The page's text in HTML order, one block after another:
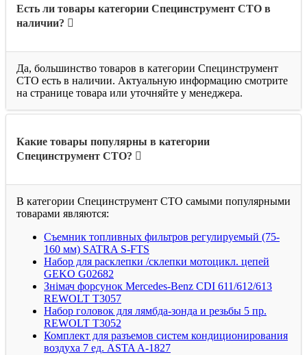
Есть ли товары категории Специнструмент СТО в
наличии?
Да, большинство товаров в категории Специнструмент
СТО есть в наличии. Актуальную информацию смотрите
на странице товара или уточняйте у менеджера.
Какие товары популярны в категории
Специнструмент СТО?
В категории Специнструмент СТО самыми популярными
товарами являются:
Съемник топливных фильтров регулируемый (75-
160 мм) SATRA S-FTS
Набор для расклепки /склепки мотоцикл. цепей
GEKO G02682
Знімач форсунок Mercedes-Benz CDI 611/612/613
REWOLT T3057
Набор головок для лямбда-зонда и резьбы 5 пр.
REWOLT T3052
Комплект для разъемов систем кондиционирования
воздуха 7 ед. ASTA A-1827